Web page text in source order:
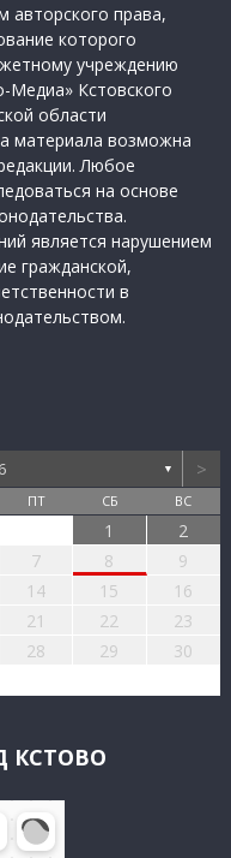
авторского права,
которого
учреждению
Медиа» Кстовского
области
материала возможна
Любое
на основе
является нарушением
гражданской,
в
▼ >
ПТ СБ ВС
1
2
7 8
9
14 15
16
21 22
23
28 29
30
КСТОВО